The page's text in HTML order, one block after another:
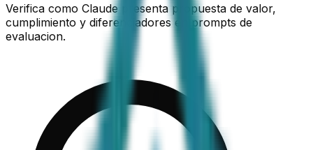
Verifica como Claude presenta propuesta de valor,
cumplimiento y diferenciadores en prompts de
evaluacion.